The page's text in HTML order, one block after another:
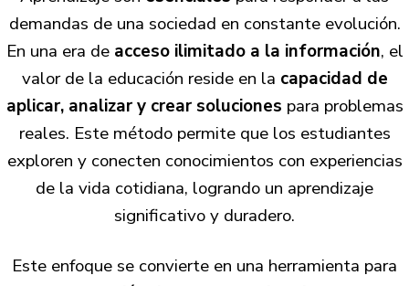
demandas de una sociedad en constante evolución.
En una era de acceso ilimitado a la información, el
valor de la educación reside en la capacidad de
aplicar, analizar y crear soluciones para problemas
reales. Este método permite que los estudiantes
exploren y conecten conocimientos con experiencias
de la vida cotidiana, logrando un aprendizaje
significativo y duradero.
Este enfoque se convierte en una herramienta para